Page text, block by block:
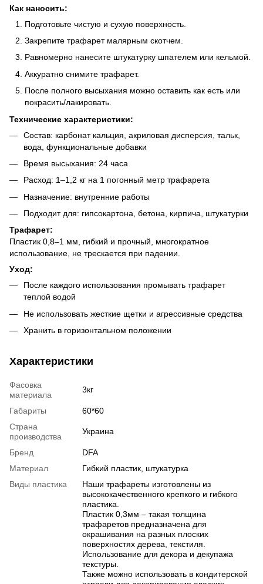
Как наносить:
Подготовьте чистую и сухую поверхность.
Закрепите трафарет малярным скотчем.
Равномерно нанесите штукатурку шпателем или кельмой.
Аккуратно снимите трафарет.
После полного высыхания можно оставить как есть или
покрасить/лакировать.
Технические характеристики:
Состав: карбонат кальция, акриловая дисперсия, тальк,
вода, функциональные добавки
Время высыхания: 24 часа
Расход: 1–1,2 кг на 1 погонный метр трафарета
Назначение: внутренние работы
Подходит для: гипсокартона, бетона, кирпича, штукатурки
Трафарет:
Пластик 0,8–1 мм, гибкий и прочный, многократное
использование, не трескается при падении.
Уход:
После каждого использования промывать трафарет
теплой водой
Не использовать жесткие щетки и агрессивные средства
Хранить в горизонтальном положении
Характеристики
Фасовка
материала
3кг
Габариты
60*60
Страна
производства
Украина
Бренд
DFA
Материал
Гибкий пластик, штукатурка
Виды пластика
Наши трафареты изготовлены из
высококачественного крепкого и гибкого
пластика.
Пластик 0,3мм – такая толщина
трафаретов предназначена для
окрашивания на разных плоских
поверхностях дерева, текстиля.
Использование для декора и декупажа
текстуры.
Также можно использовать в кондитерской